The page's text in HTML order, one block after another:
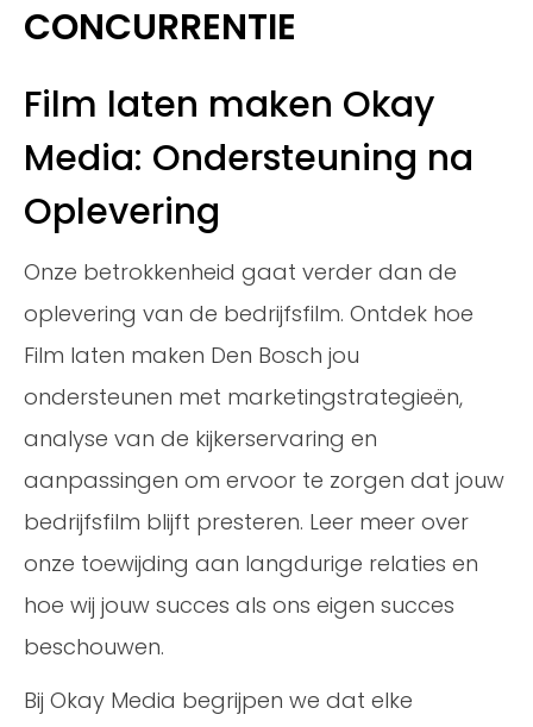
CONCURRENTIE
Film laten maken Okay
Media: Ondersteuning na
Oplevering
Onze betrokkenheid gaat verder dan de
oplevering van de bedrijfsfilm. Ontdek hoe
Film laten maken Den Bosch jou
ondersteunen met marketingstrategieën,
analyse van de kijkerservaring en
aanpassingen om ervoor te zorgen dat jouw
bedrijfsfilm blijft presteren. Leer meer over
onze toewijding aan langdurige relaties en
hoe wij jouw succes als ons eigen succes
beschouwen.
Bij Okay Media begrijpen we dat elke